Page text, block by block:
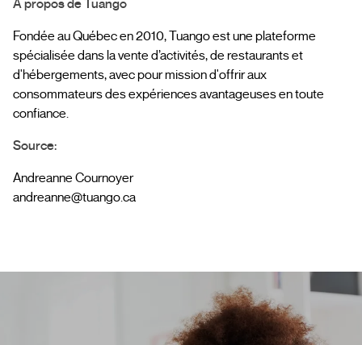
À propos de Tuango
Fondée au Québec en 2010, Tuango est une plateforme
spécialisée dans la vente d’activités, de restaurants et
d'hébergements, avec pour mission d'offrir aux
consommateurs des expériences avantageuses en toute
confiance.
Source:
Andreanne Cournoyer
andreanne@tuango.ca